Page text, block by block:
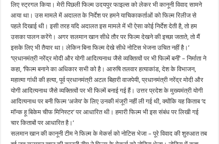
लिए स्ट्रगल किया। मेरी पिछली फिल्म उदयपुर फाइल्स को लेकर भी कानूनी विवाद सामने
आया था। उस मामले में अदालत के निर्देश पर हमने याचिकाकर्ताओं को फिल्म रिलीज से
पहले दिखाई थी। इसी तरह यदि अदालत इस मामले में भी ऐसा कोई निर्देश देती है, तो हम
उसका पालन करेंगे। अगर सलमान खान सीधे तौर पर फिल्म देखने की इच्छा जताते, तो मैं
इसके लिए भी तैयार था। लेकिन बिना फिल्म देखे सीधे नोटिस भेजना उचित नहीं है।’
‘प्रधानमंत्री नरेंद्र मोदी और योगी आदित्यनाथ जैसे व्यक्तित्वों पर भी फिल्में बनीं’ – निर्माता ने
कहा, ‘फिल्म बनाने का अधिकार सभी को है। आरुषि तलवार हत्याकांड, देश के विभाजन,
महात्मा गांधी की हत्या, पूर्व प्रधानमंत्री अटल बिहारी वाजपेयी, प्रधानमंत्री नरेंद्र मोदी और
योगी आदित्यनाथ जैसे व्यक्तित्वों पर भी फिल्में बनाई गई हैं। उत्तर प्रदेश के मुख्यमंत्री योगी
आदित्यनाथ पर बनी फिल्म ‘अजेय’ के लिए उनकी मंजूरी नहीं ली गई थी, क्योंकि यह किताब ‘द
मॉन्क हू बिकेम चीफ मिनिस्टर’ पर आधारित थी। हमारी फिल्म भी इस संबंध पर लिखी गई
चार किताबों पर आधारित है।’
सलमान खान की कानूनी टीम ने फिल्म के मेकर्स को नोटिस भेजा – पूरे विवाद की शुरुआत तब